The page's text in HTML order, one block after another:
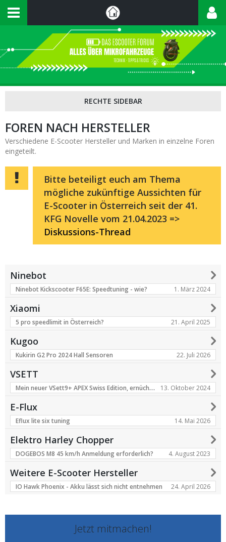
FOREN NACH HERSTELLER
Verschiedene E-Scooter Hersteller und Marken in einzelne Foren
eingeteilt.
Bitte beteiligt euch am Thema
mögliche zukünftige Aussichten für
E-Scooter in Österreich seit der 41.
KFG Novelle vom 21.04.2023 =>
Diskussions-Thread
Ninebot
Ninebot Kickscooter F65E: Speedtuning - wie? 1. März 2024
Xiaomi
5 pro speedlimit in Österreich? 21. April 2025
Kugoo
Kukirin G2 Pro 2024 Hall Sensoren 22. Juli 2026
VSETT
Mein neuer VSett9+ APEX Swiss Edition, ernüchternd 13. Oktober 2024
E-Flux
Eflux lite six tuning 14. Mai 2026
Elektro Harley Chopper
DOGEBOS M8 45 km/h Anmeldung erforderlich? 4. August 2023
Weitere E-Scooter Hersteller
IO Hawk Phoenix - Akku lässt sich nicht entnehmen 24. April 2026
Jetzt mitmachen!